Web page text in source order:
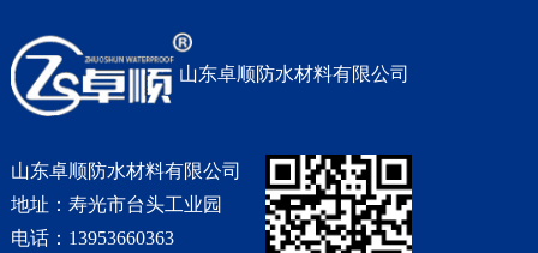
山东卓顺防水材料有限公司
山东卓顺防水材料有限公司
地址：寿光市台头工业园
电话：13953660363